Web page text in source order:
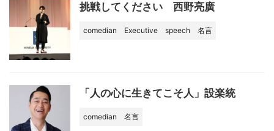
挑戦してください 西野亮廣
comedian Executive speech 名言
「人の心に生きてこそ人」設楽統
comedian 名言